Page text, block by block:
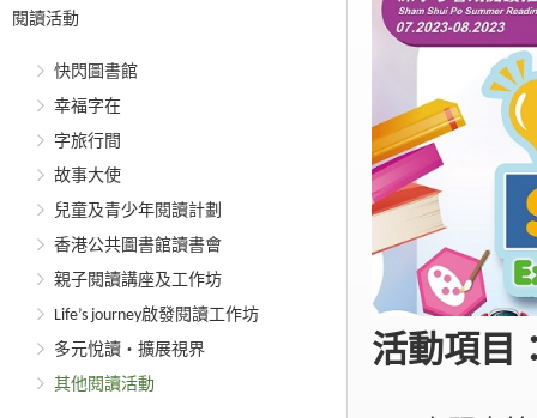
閱讀活動
快閃圖書館
幸福字在
字旅行間
故事大使
兒童及青少年閱讀計劃
香港公共圖書館讀書會
親子閱讀講座及工作坊
Life’s journey啟發閱讀工作坊
多元悅讀‧擴展視界
其他閱讀活動
活動項目